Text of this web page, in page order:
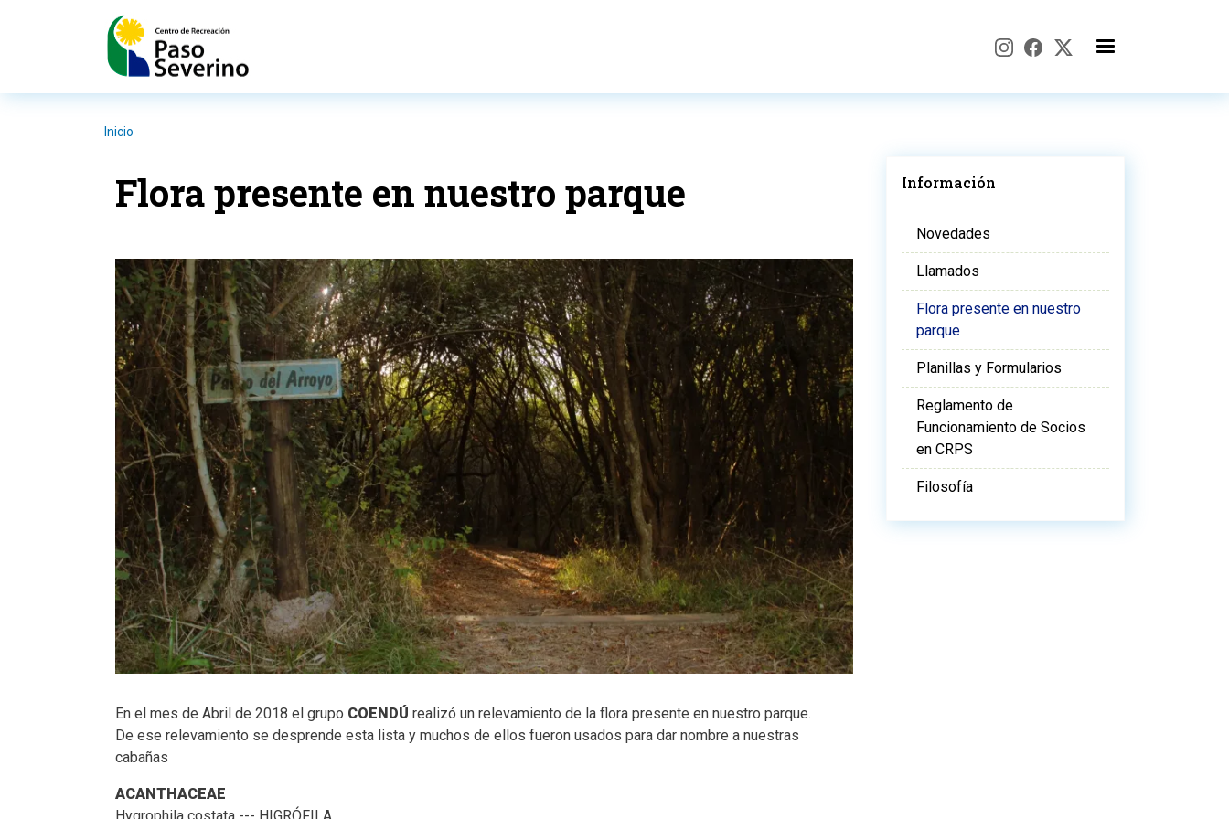
Inicio
Flora presente en nuestro parque
En el mes de Abril de 2018 el grupo COENDÚ realizó un relevamiento de la flora presente en nuestro parque.
De ese relevamiento se desprende esta lista y muchos de ellos fueron usados para dar nombre a nuestras
cabañas
ACANTHACEAE
Información
Novedades
Llamados
Flora presente en nuestro
parque
Planillas y Formularios
Reglamento de
Funcionamiento de Socios
en CRPS
Filosofía